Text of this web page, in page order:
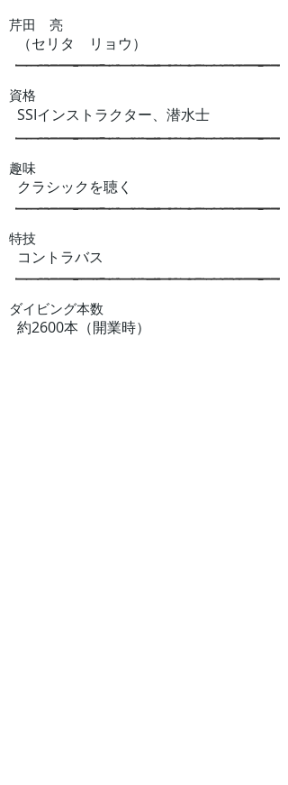
​芹田 亮
​（セリタ リョウ）
資格
​SSIインストラクター、潜水士
趣味
​クラシックを聴く
特技
​コントラバス
​ダイビング本数
​約2600本（開業時）